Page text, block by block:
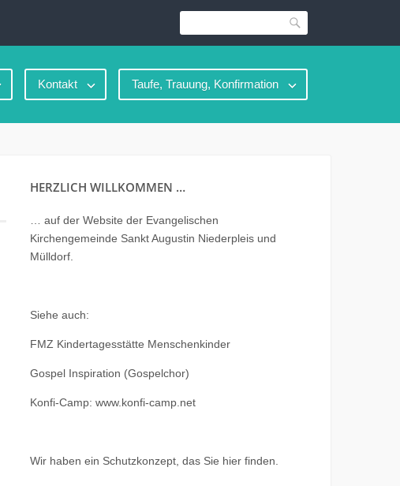
Suche
Kontakt Taufe, Trauung, Konfirmation
HERZLICH WILLKOMMEN …
… auf der Website der Evangelischen
Kirchengemeinde Sankt Augustin Niederpleis und
Mülldorf.
Siehe auch:
FMZ Kindertagesstätte Menschenkinder
Gospel Inspiration (Gospelchor)
Konfi-Camp: www.konfi-camp.net
Wir haben ein Schutzkonzept, das Sie hier finden.